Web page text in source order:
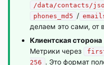
/data/contacts/
phones_md5 /
делаем это сами, от
Клиентская сторона
Метрики через
256 . Это формат